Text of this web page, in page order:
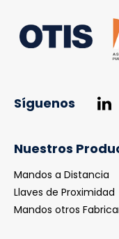
Síguenos
Nuestros
Mandos a Distancia
Llaves de Proximidad
Mandos otros